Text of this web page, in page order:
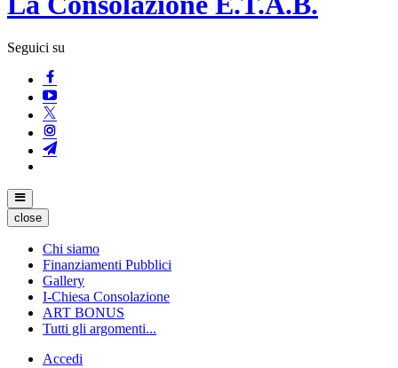
Seguici su
close
Chi siamo
Finanziamenti Pubblici
Gallery
I-Chiesa Consolazione
ART BONUS
Tutti gli argomenti...
Accedi